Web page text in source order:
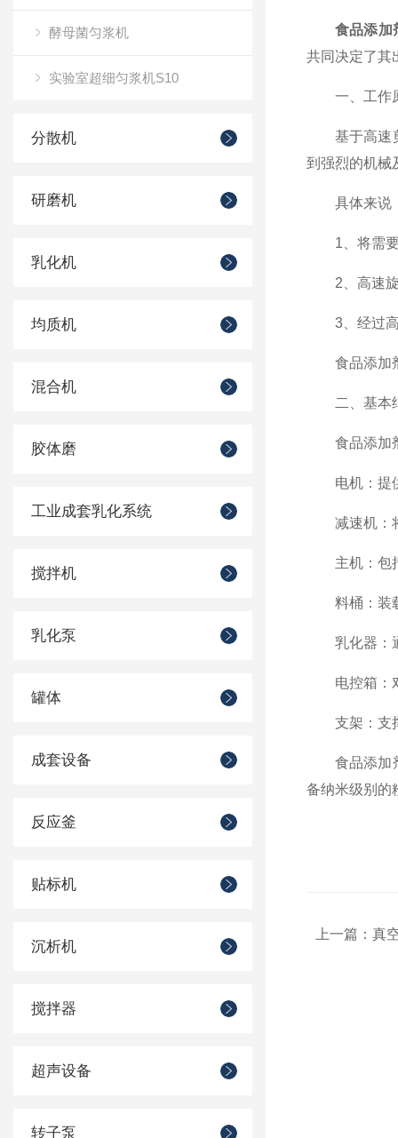
酵母菌匀浆机
实验室超细匀浆机S10
分散机
研磨机
乳化机
均质机
混合机
胶体磨
工业成套乳化系统
搅拌机
乳化泵
罐体
成套设备
反应釜
贴标机
沉析机
搅拌器
超声设备
转子泵
食品添加
共同决定了其
一、工作
基于高速剪
到强烈的机械
具体来说，
1、将需要
2、高速旋
3、经过高
食品添加
二、基本
食品添加剂
电机：提供
减速机：将
主机：包括
料桶：装载
乳化器：通
电控箱：对
支架：支撑
食品添加剂
备纳米级别的
上一篇： 真